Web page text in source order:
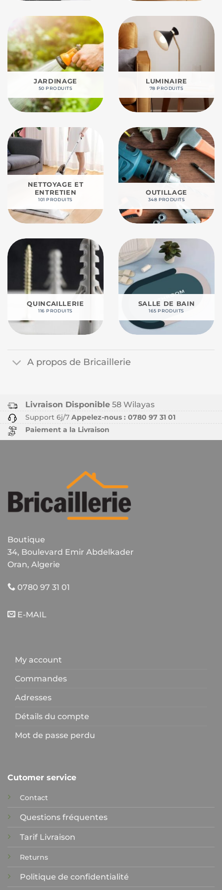
JARDINAGE
50 PRODUITS
LUMINAIRE
78 PRODUITS
NETTOYAGE ET
ENTRETIEN
101 PRODUITS
OUTILLAGE
348 PRODUITS
QUINCAILLERIE
116 PRODUITS
SALLE DE BAIN
165 PRODUITS
A propos de Bricaillerie
Livraison Disponible 58 Wilayas
Support 6j/7 Appelez-nous : 0780 97 31 01
Paiement a la Livraison
Boutique
34, Boulevard Emir Abdelkader
Oran, Algerie
0780 97 31 01
E-MAIL
My account
Commandes
Adresses
Détails du compte
Mot de passe perdu
Cutomer service
Contact
Questions fréquentes
Tarif Livraison
Returns
Politique de confidentialité